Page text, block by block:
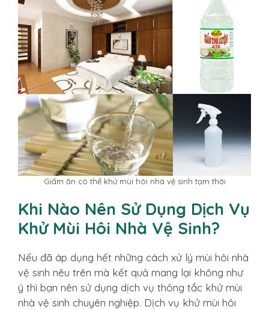
Giấm ăn có thể khử mùi hôi nhà vệ sinh tạm thời
Khi Nào Nên Sử Dụng Dịch Vụ
Khử Mùi Hôi Nhà Vệ Sinh?
Nếu đã áp dụng hết những cách xử lý mùi hôi nhà
vệ sinh nêu trên mà kết quả mang lại không như
ý thì bạn nên sử dụng dịch vụ thông tắc khử mùi
nhà vệ sinh chuyên nghiệp. Dịch vụ khử mùi hôi